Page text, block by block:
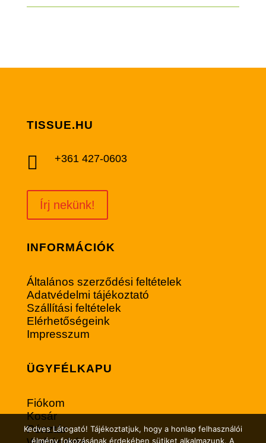
TISSUE.HU
 +361 427-0603
Írj nekünk!
INFORMÁCIÓK
Általános szerződési feltételek
Adatvédelmi tájékoztató
Szállítási feltételek
Elérhetőségeink
Impresszum
ÜGYFÉLKAPU
Fiókom
Kosár
Pénztár
Kedves Látogató! Tájékoztatjuk, hogy a honlap felhasználói
élmény fokozásának érdekében sütiket alkalmazunk. A